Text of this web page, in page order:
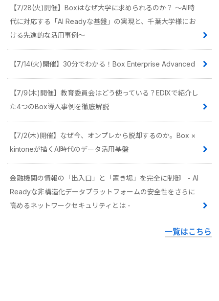
【7/28(火)開催】Boxはなぜ大学に求められるのか？ 〜AI時
代に対応する「AI Readyな基盤」の実現と、千葉大学様にお
ける先進的な活用事例〜
【7/14(火)開催】30分でわかる！Box Enterprise Advanced
【7/9(木)開催】教育委員会はどう使っている？EDIXで紹介し
た4つのBox導入事例を徹底解説
【7/2(木)開催】なぜ今、オンプレから脱却するのか。Box ×
kintoneが描くAI時代のデータ活用基盤
金融機関の情報の「出入口」と「置き場」を完全に制御 - AI
Readyな非構造化データプラットフォームの安全性をさらに
高めるネットワークセキュリティとは -
一覧はこちら